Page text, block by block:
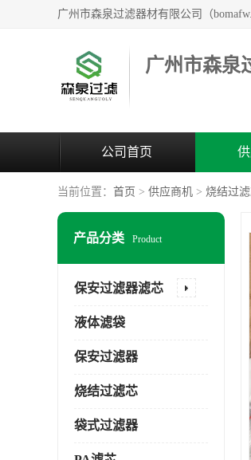
广州市森泉
公司首页
当前位置： 首页 > 供应商机 > 烧结过
产品分类 Product
保安过滤器滤芯
液体滤袋
保安过滤器
烧结过滤芯
袋式过滤器